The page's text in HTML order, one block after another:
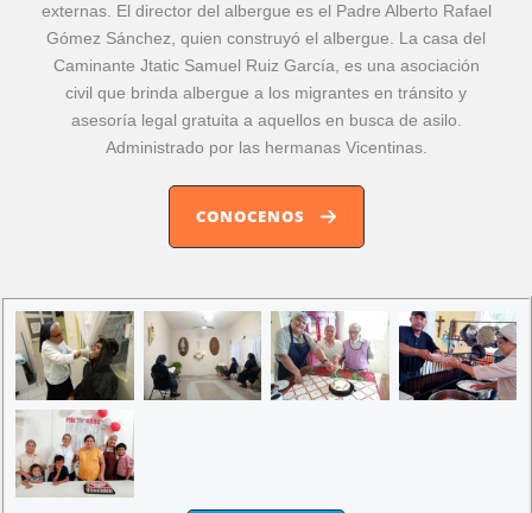
externas. El director del albergue es el Padre Alberto Rafael
Gómez Sánchez, quien construyó el albergue. La casa del
Caminante Jtatic Samuel Ruiz García, es una asociación
civil que brinda albergue a los migrantes en tránsito y
asesoría legal gratuita a aquellos en busca de asilo.
Administrado por las hermanas Vicentinas.
CONOCENOS